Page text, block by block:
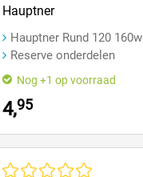
Hauptner
Hauptner Rund 120 160w
Reserve onderdelen
Nog +1 op voorraad
4,95